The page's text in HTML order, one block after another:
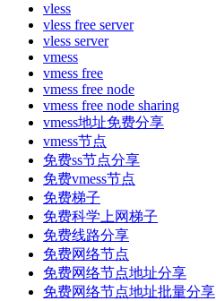
vless
vless free server
vless server
vmess
vmess free
vmess free node
vmess free node sharing
vmess地址免费分享
vmess节点
免费ss节点分享
免费vmess节点
免费梯子
免费科学上网梯子
免费线路分享
免费网络节点
免费网络节点地址分享
免费网络节点地址批量分享